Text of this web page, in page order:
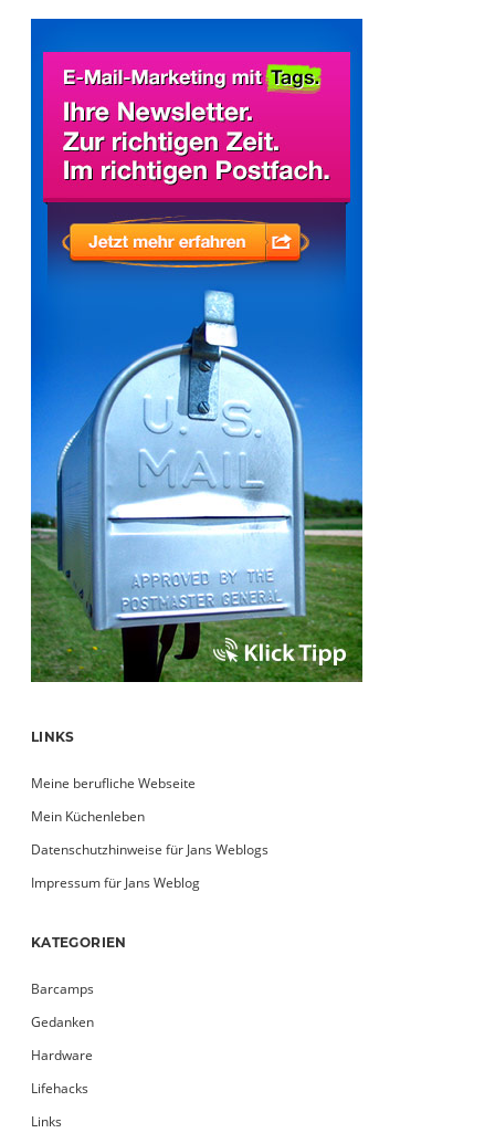
LINKS
Meine berufliche Webseite
Mein Küchenleben
Datenschutzhinweise für Jans Weblogs
Impressum für Jans Weblog
KATEGORIEN
Barcamps
Gedanken
Hardware
Lifehacks
Links